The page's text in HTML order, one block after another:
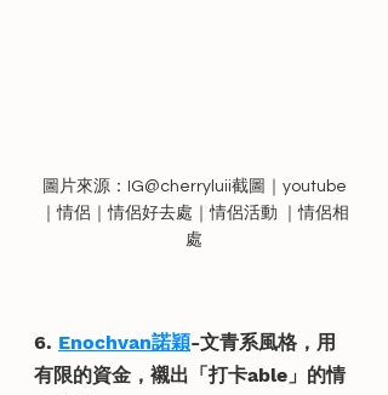
圖片來源：IG@cherryluii截圖｜youtube
｜情侶｜情侶好去處｜情侶活動 ｜情侶相
處
6. Enochvan諾穎-文青系風格，用
有限的資金，襯出「打卡able」的情